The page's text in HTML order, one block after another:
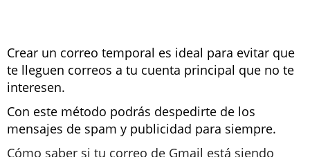
Crear un correo temporal es ideal para evitar que
te lleguen correos a tu cuenta principal que no te
interesen.
Con este método podrás despedirte de los
mensajes de spam y publicidad para siempre.
Cómo saber si tu correo de Gmail está siendo